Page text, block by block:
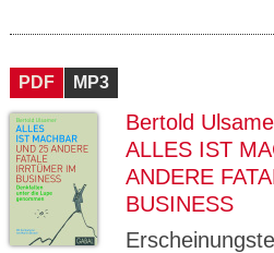
PDF MP3
Bertold
ALLES IST
ANDERE
BUSINESS